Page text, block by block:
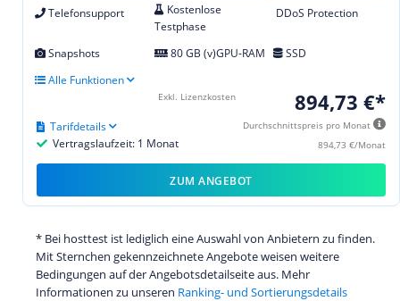
Telefonsupport
Kostenlose
Testphase
DDoS Protection
Snapshots 80 GB (v)GPU-RAM
SSD
Alle Funktionen
894,73 €*
Durchschnittspreis pro Monat
894,73 €/Monat
Vertragslaufzeit: 1 Monat
Tarifdetails
Exkl. Lizenzkosten
ZUM ANGEBOT
* Bei hosttest ist lediglich eine Auswahl von Anbietern zu finden.
Mit Sternchen gekennzeichnete Angebote weisen weitere
Bedingungen auf der Angebotsdetailseite aus. Mehr
Informationen zu unseren Ranking- und Sortierungsdetails